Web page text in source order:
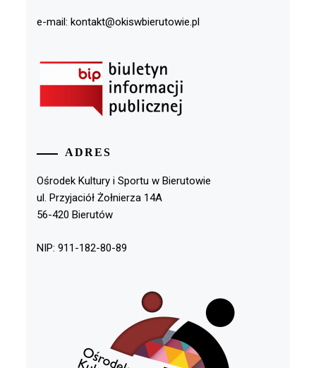
e-mail: kontakt@okiswbierutowie.pl
ADRES
Ośrodek Kultury i Sportu w Bierutowie
ul. Przyjaciół Żołnierza 14A
56-420 Bierutów
NIP: 911-182-80-89